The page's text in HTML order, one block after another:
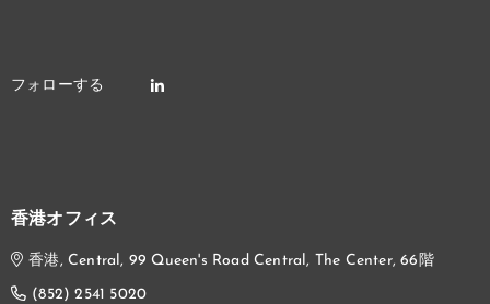
香港オフィス
香港, Central, 99 Queen's Road Central, The Center, 66階
(852) 2541 5020